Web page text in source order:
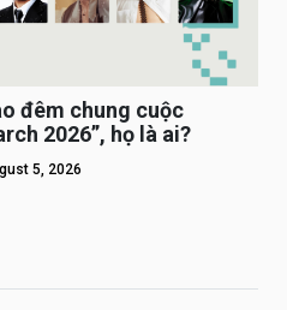
đêm chung cuộc
2026”, họ là ai?
5, 2026